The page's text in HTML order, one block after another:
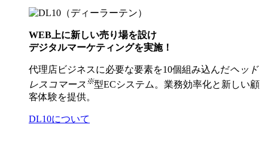
WEB上に新しい売り場を設け
デジタルマーケティングを実施！
代理店ビジネスに必要な要素を10個組み込んだヘッド
レスコマース ※型ECシステム。業務効率化と新しい顧
客体験を提供。
DL10について